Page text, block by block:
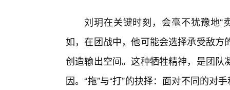
刘玥在关键时刻，会毫不犹豫地“
如，在团战中，他可能会选择承受敌
创造输出空间。这种牺牲精神，是团
因。“拖”与“打”的抉择：面对不同的对